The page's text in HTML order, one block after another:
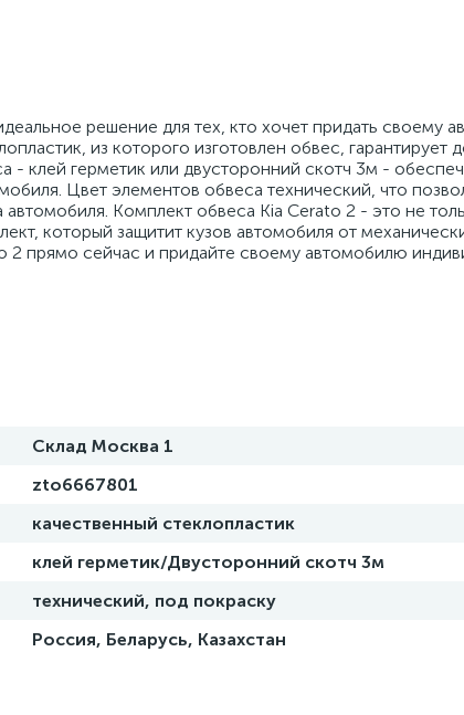
решение для тех, кто хочет придать своему
из которого изготовлен обвес, гарантирует
- клей герметик или двусторонний скотч 3м -
Цвет элементов обвеса технический, что
автомобиля. Комплект обвеса Kia Cerato 2 - это не
который защитит кузов автомобиля от
2 прямо сейчас и придайте своему автомобилю
Склад Москва 1
zto6667801
качественный стеклопластик
клей герметик/Двусторонний скотч 3м
технический, под покраску
Россия, Беларусь, Казахстан